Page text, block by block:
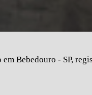
Bebedouro - SP,